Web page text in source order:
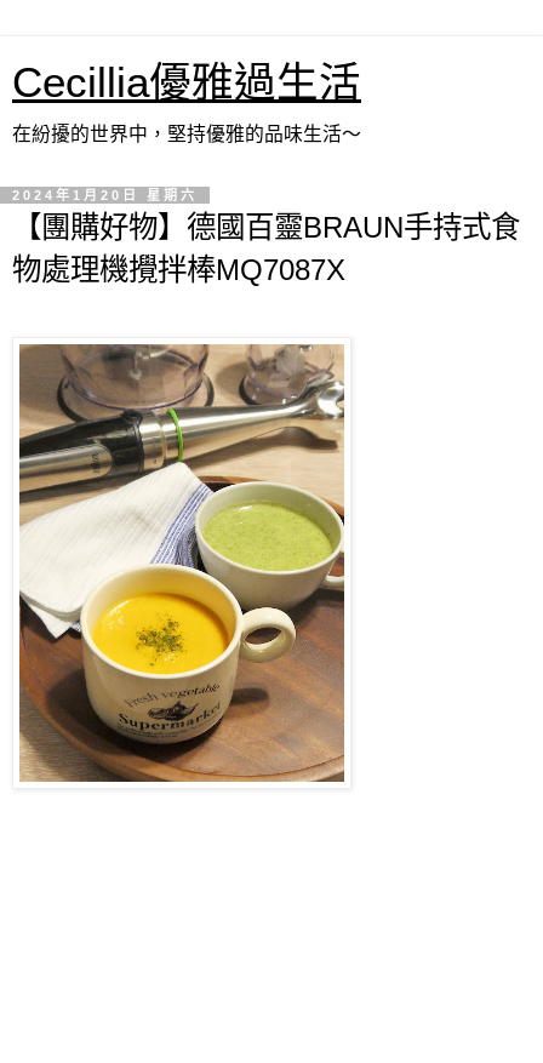
Cecillia優雅過生活
在紛擾的世界中，堅持優雅的品味生活～
2024年1月20日 星期六
【團購好物】德國百靈BRAUN手持式食
物處理機攪拌棒MQ7087X